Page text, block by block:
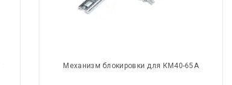
Механизм блокировки для КМ40-65А